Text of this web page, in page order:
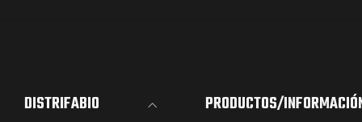
DISTRIFABIO PRODUCTOS/